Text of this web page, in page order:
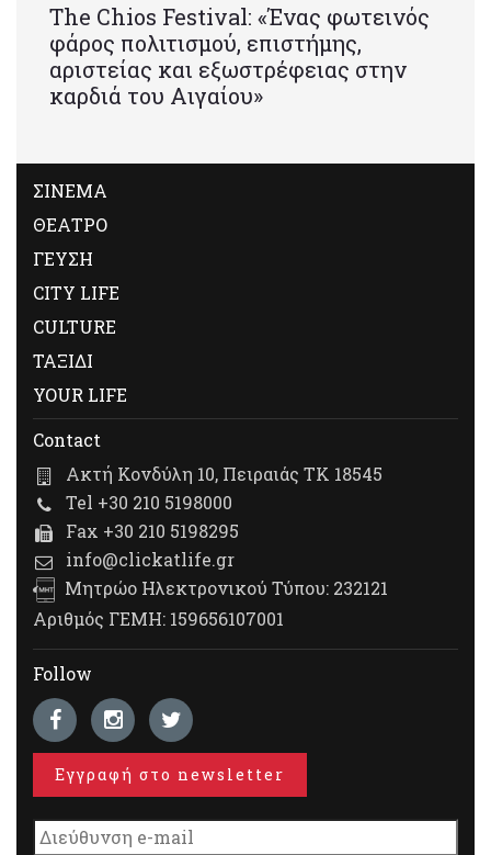
Τhe Chios Festival: «Ένας φωτεινός
φάρος πολιτισμού, επιστήμης,
αριστείας και εξωστρέφειας στην
καρδιά του Αιγαίου»
ΣΙΝΕΜΑ
ΘΕΑΤΡΟ
ΓΕΥΣΗ
CITY LIFE
CULTURE
ΤΑΞΙΔΙ
YOUR LIFE
Contact
Ακτή Κονδύλη 10, Πειραιάς ΤΚ 18545
Tel +30 210 5198000
Fax +30 210 5198295
info@clickatlife.gr
Μητρώο Ηλεκτρονικού Τύπου: 232121
Αριθμός ΓΕΜΗ: 159656107001
Follow
Εγγραφή στο newsletter